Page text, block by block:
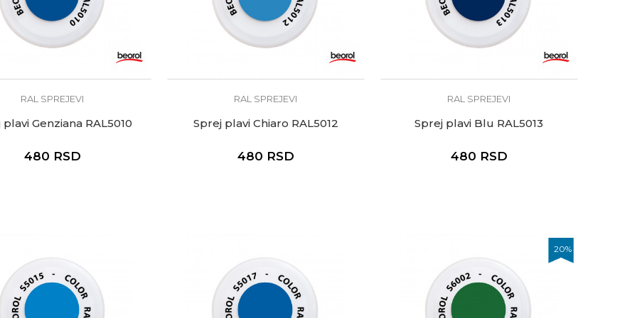
RAL SPREJEVI
plavi Genziana RAL5010
480 RSD
RAL SPREJEVI
Sprej plavi Chiaro RAL5012
480 RSD
RAL SPREJEVI
Sprej plavi Blu RAL5013
480 RSD
20%